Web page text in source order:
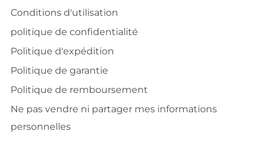
Conditions d'utilisation
politique de confidentialité
Politique d'expédition
Politique de garantie
Politique de remboursement
Ne pas vendre ni partager mes informations
personnelles